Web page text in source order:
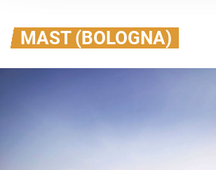
MAST (BOLOGNA)